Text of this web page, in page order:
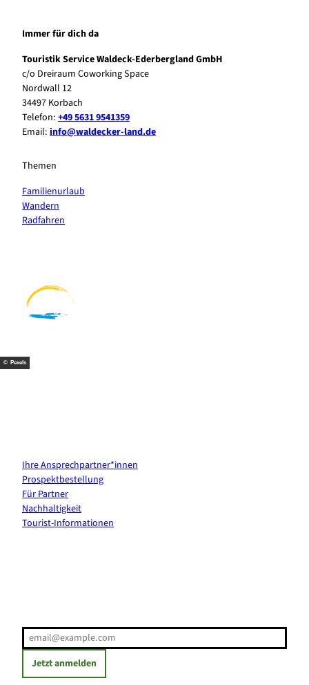
Immer für dich da
Touristik Service Waldeck-Ederbergland GmbH
c/o Dreiraum Coworking Space
Nordwall 12
34497 Korbach
Telefon: +49 5631 9541359
Email: info@waldecker-land.de
Themen
Familienurlaub
Wandern
Radfahren
b
n
t
r
e
t
u
b
© Pexels
Ihre Ansprechpartner*innen
Prospektbestellung
Für Partner
Nachhaltigkeit
Tourist-Informationen
Jetzt anmelden